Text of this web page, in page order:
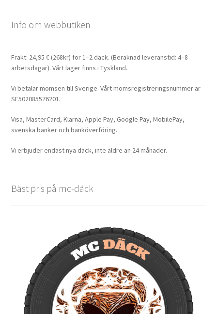
Info om webbutiken
Frakt: 24,95 € (268kr) för 1–2 däck. (Beräknad leveranstid: 4–8
arbetsdagar). Vårt lager finns i Tyskland.
Vi betalar momsen till Sverige. Vårt momsregistreringsnummer är
SE502085576201.
Visa, MasterCard, Klarna, Apple Pay, Google Pay, MobilePay,
svenska banker och banköverföring.
Vi erbjuder endast nya däck, inte äldre än 24 månader.
Bäst pris på mc-däck